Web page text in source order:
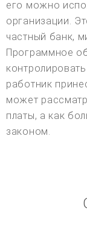
его можно
организации.
частный банк,
Программное
работник
может
платы, а как
законом.